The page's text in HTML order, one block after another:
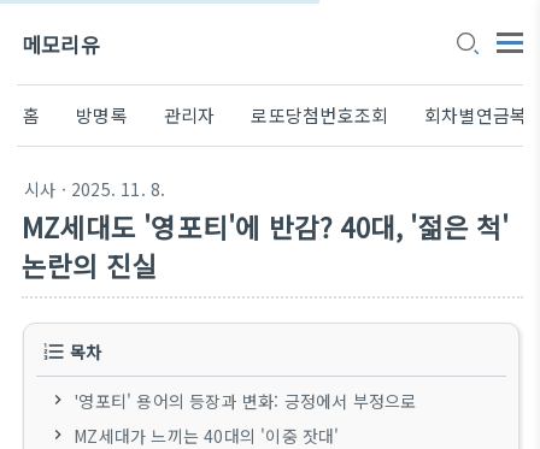
메모리유
홈 방명록 관리자 로또당첨번호조회 회차별연금복
시사 · 2025. 11. 8.
MZ세대도 '영포티'에 반감? 40대, '젊은 척'
논란의 진실
목차
'영포티' 용어의 등장과 변화: 긍정에서 부정으로
MZ세대가 느끼는 40대의 '이중 잣대'